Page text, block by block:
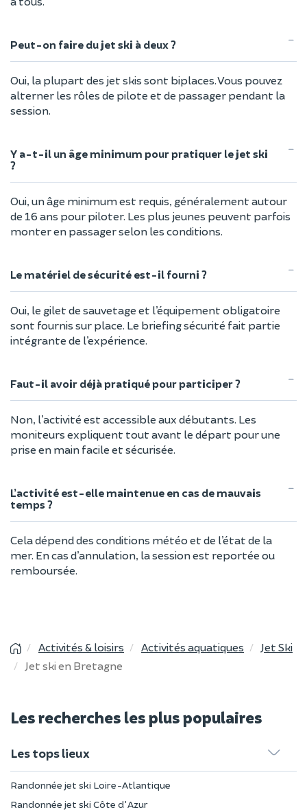
Peut-on faire du jet ski à deux ?
Oui, la plupart des jet skis sont biplaces. Vous pouvez
alterner les rôles de pilote et de passager pendant la
session.
Y a-t-il un âge minimum pour pratiquer le jet ski
?
Oui, un âge minimum est requis, généralement autour
de 16 ans pour piloter. Les plus jeunes peuvent parfois
monter en passager selon les conditions.
Le matériel de sécurité est-il fourni ?
Oui, le gilet de sauvetage et l’équipement obligatoire
sont fournis sur place. Le briefing sécurité fait partie
intégrante de l’expérience.
Faut-il avoir déjà pratiqué pour participer ?
Non, l’activité est accessible aux débutants. Les
moniteurs expliquent tout avant le départ pour une
prise en main facile et sécurisée.
L’activité est-elle maintenue en cas de mauvais
temps ?
Cela dépend des conditions météo et de l’état de la
mer. En cas d’annulation, la session est reportée ou
remboursée.
Activités & loisirs Activités aquatiques
Jet Ski
Jet ski en Bretagne
Les recherches les plus populaires
Les tops lieux
Randonnée jet ski Loire-Atlantique
Randonnée jet ski Côte d'Azur